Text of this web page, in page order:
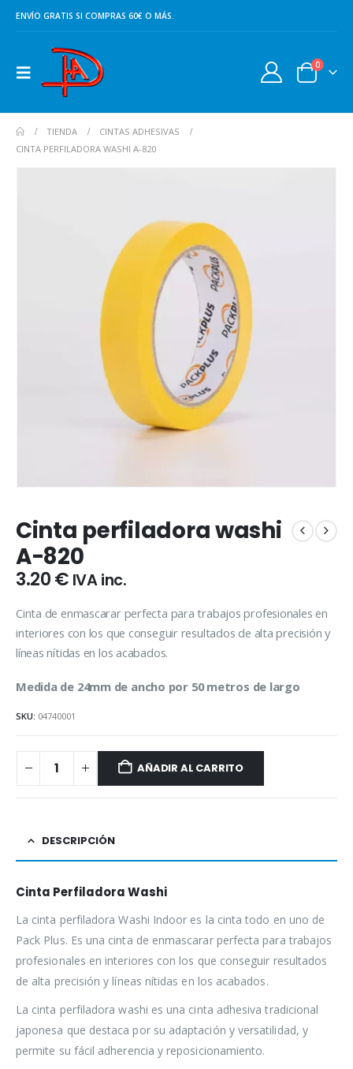
ENVÍO GRATIS SI COMPRAS 60€ O MÁS.
0
TIENDA
CINTAS ADHESIVAS
CINTA PERFILADORA WASHI A-820
Cinta perfiladora washi
A-820
3.20€ IVA inc.
Cinta de enmascarar perfecta para trabajos profesionales en
interiores con los que conseguir resultados de alta precisión y
líneas nítidas en los acabados.
Medida de 24mm de ancho por 50 metros de largo
SKU: 04740001
AÑADIR AL CARRITO
DESCRIPCIÓN
Cinta Perfiladora Washi
La cinta perfiladora Washi Indoor es la cinta todo en uno de
Pack Plus. Es una cinta de enmascarar perfecta para trabajos
profesionales en interiores con los que conseguir resultados
de alta precisión y líneas nítidas en los acabados.
La cinta perfiladora washi es una cinta adhesiva tradicional
japonesa que destaca por su adaptación y versatilidad, y
permite su fácil adherencia y reposicionamiento.